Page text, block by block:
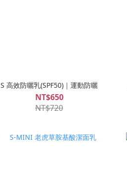
S 高效防曬乳(SPF50)｜運動防曬
NT$650
NT$720